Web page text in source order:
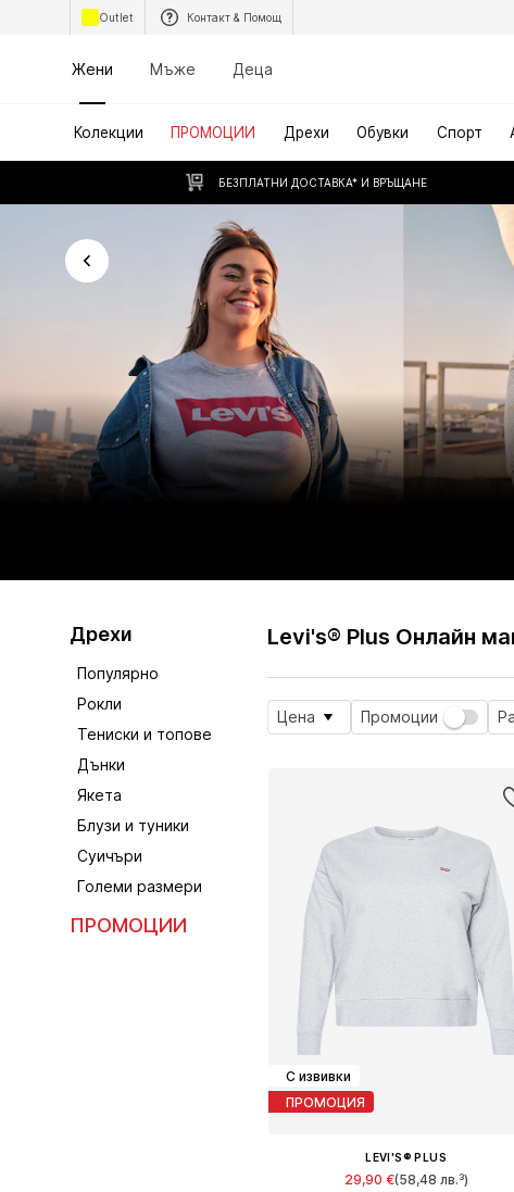
Outlet Контакт & Помощ
Жени Мъже Деца
Колекции ПРОМОЦИИ Дрехи Обувки Спорт
БЕЗПЛАТНИ ДОСТАВКА* И ВРЪЩАНЕ
Дрехи
Популярно
Рокли
Тениски и топове
Дънки
Якета
Блузи и туники
Суичъри
Големи размери
ПРОМОЦИИ
Levi's® Plus Онлайн
Цена Промоции
С извивки
ПРОМОЦИЯ
LEVI'S® PLUS
29,90 €(58,48 лв.³)